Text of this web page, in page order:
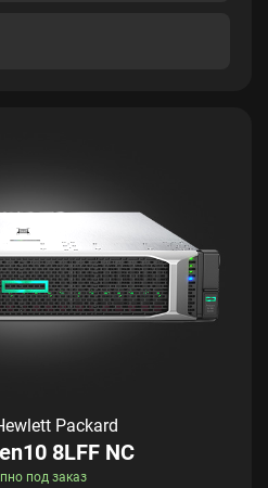
Packard
8LFF NC
под заказ